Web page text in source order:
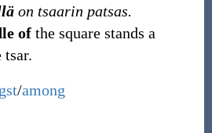
on tsaarin patsas.
ofthe square stands a
tsar.
/among